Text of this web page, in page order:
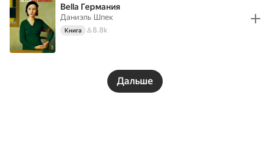
Bella Германия
Даниэль Шпек
Книга 8.8k
Дальше